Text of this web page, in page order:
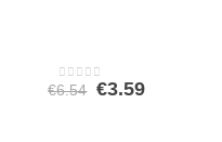
0out of 5
€6.54 €3.59Huidige